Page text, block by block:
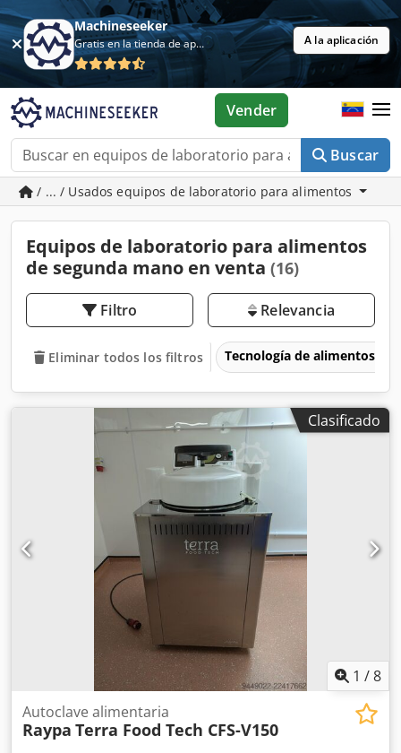
Machineseeker
Gratis en la tienda de aplicaciones A la aplicación
Buscar
Vender
/ ... / Usados equipos de laboratorio para alimentos
Equipos de laboratorio para alimentos
de segunda mano en venta (16)
Filtro Relevancia
Eliminar todos los filtros Tecnología de alimentos
Clasificado
1 /8
Autoclave alimentaria
Raypa Terra Food Tech CFS-V150